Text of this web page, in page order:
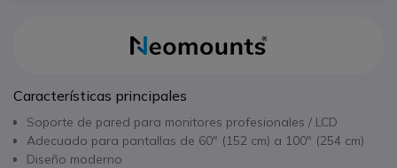
Características principales
Soporte de pared para monitores profesionales / LCD
Adecuado para pantallas de 60" (152 cm) a 100" (254 cm)
Diseño moderno